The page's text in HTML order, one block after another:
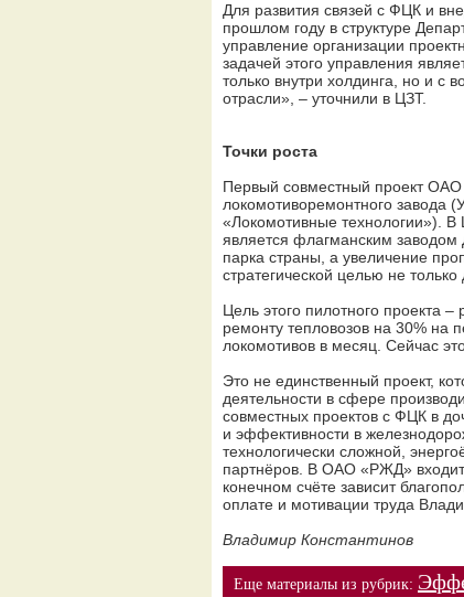
Для развития связей с ФЦК и
прошлом году в структуре
управление организации
задачей этого управления
только внутри холдинга, но и с
отрасли», – уточнили в ЦЗТ.
Точки роста
Первый совместный проект
локомотиворемонтного
«Локомотивные технологии»).
является флагманским заводом
парка страны, а увеличение
стратегической целью не
Цель этого пилотного проекта
ремонту тепловозов на 30% на
локомотивов в месяц. Сейчас
Это не единственный проект,
деятельности в сфере
совместных проектов с ФЦК в
и эффективности в
технологически сложной,
партнёров. В ОАО «РЖД» входит
конечном счёте зависит
оплате и мотивации труда
Владимир Константинов
Еще материалы из рубрик: